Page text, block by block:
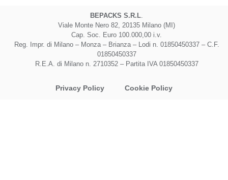
BEPACKS S.R.L.
Viale Monte Nero 82, 20135 Milano (MI)
Cap. Soc. Euro 100.000,00 i.v.
Reg. Impr. di Milano – Monza – Brianza – Lodi n. 01850450337 – C.F.
01850450337
R.E.A. di Milano n. 2710352 – Partita IVA 01850450337
Privacy Policy Cookie Policy